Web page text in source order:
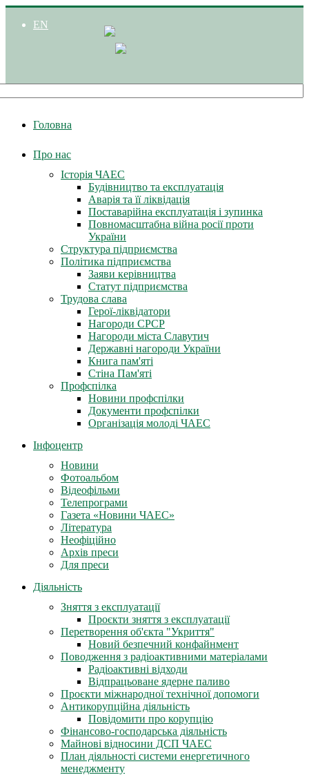
EN
Головна
Про нас
Історія ЧАЕС
Будівництво та експлуатація
Аварія та її ліквідація
Поставарійна експлуатація і зупинка
Повномасштабна війна росії проти
України
Структура підприємства
Політика підприємства
Заяви керівництва
Статут підприємства
Трудова слава
Герої-ліквідатори
Нагороди СРСР
Нагороди міста Славутич
Державні нагороди України
Книга пам'яті
Стіна Пам'яті
Профспілка
Новини профспілки
Документи профспілки
Організація молоді ЧАЕС
Інфоцентр
Новини
Фотоальбом
Відеофільми
Телепрограми
Газета «Новини ЧАЕС»
Література
Неофіційно
Архів преси
Для преси
Діяльність
Зняття з експлуатації
Проєкти зняття з експлуатації
Перетворення об'єкта "Укриття"
Новий безпечний конфайнмент
Поводження з радіоактивними матеріалами
Радіоактивні відходи
Відпрацьоване ядерне паливо
Проєкти міжнародної технічної допомоги
Антикорупційна діяльність
Повідомити про корупцію
Фінансово-господарська діяльність
Майнові відносини ДСП ЧАЕС
План діяльності системи енергетичного
менеджменту